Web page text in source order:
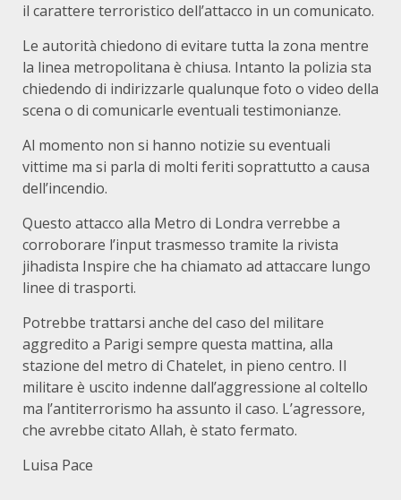
il carattere terroristico dell’attacco in un comunicato.
Le autorità chiedono di evitare tutta la zona mentre
la linea metropolitana è chiusa. Intanto la polizia sta
chiedendo di indirizzarle qualunque foto o video della
scena o di comunicarle eventuali testimonianze.
Al momento non si hanno notizie su eventuali
vittime ma si parla di molti feriti soprattutto a causa
dell’incendio.
Questo attacco alla Metro di Londra verrebbe a
corroborare l’input trasmesso tramite la rivista
jihadista Inspire che ha chiamato ad attaccare lungo
linee di trasporti.
Potrebbe trattarsi anche del caso del militare
aggredito a Parigi sempre questa mattina, alla
stazione del metro di Chatelet, in pieno centro. Il
militare è uscito indenne dall’aggressione al coltello
ma l’antiterrorismo ha assunto il caso. L’agressore,
che avrebbe citato Allah, è stato fermato.
Luisa Pace